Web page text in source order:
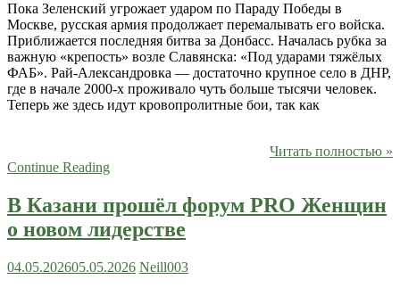
Пока Зеленский угрожает ударом по Параду Победы в
Москве, русская армия продолжает перемалывать его войска.
Приближается последняя битва за Донбасс. Началась рубка за
важную «крепость» возле Славянска: «Под ударами тяжёлых
ФАБ». Рай-Александровка — достаточно крупное село в ДНР,
где в начале 2000-х проживало чуть больше тысячи человек.
Теперь же здесь идут кровопролитные бои, так как
Читать полностью »
Continue Reading
В Казани прошёл форум PRO Женщин
о новом лидерстве
04.05.202605.05.2026 Neill003